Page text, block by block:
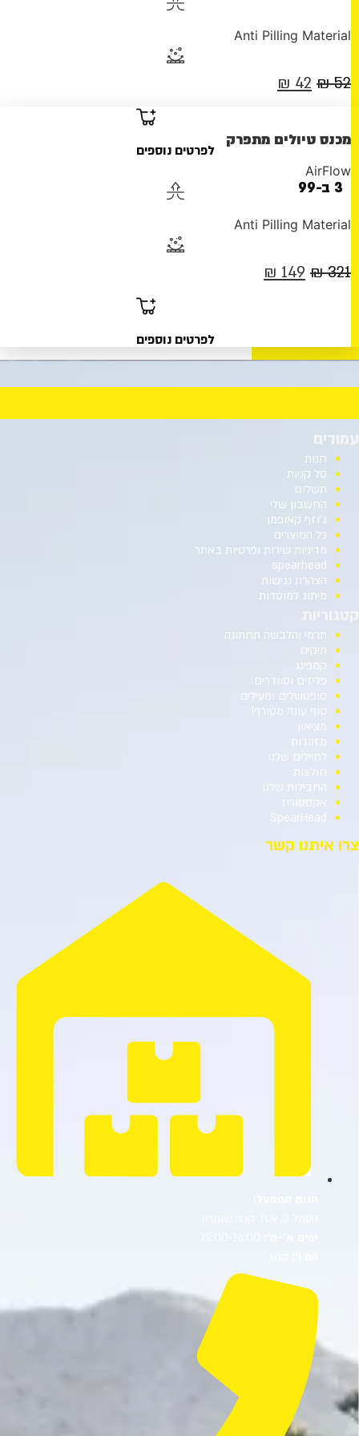
Anti Pilling Material
52
₪ המחיר
היה:
42
₪
הוא:
לפרטים נוספים
3 ב-99
מכנס טיולים מתפרק
AirFlow
Anti Pilling Material
321
₪ המחיר
321 ₪.
149
₪
149 ₪.
לפרטים נוספים
עמודים
חנות
סל קניות
תשלום
החשבון שלי
ג’וזף קאופמן
כל המוצרים
מדיניות שירות ופרטיות באתר
spearhead
הצהרת נגישות
מיתוג למוסדות
תרמי והלבשה תחתונה
תיקים
קמפינג
פליזים וסוודרים
סופטשלים ומעילים
סוף עונה מטורף!
מציאון
מזוודות
לחיילים שלנו
חולצות
החבילות שלנו
אקססוריז
SpearHead
צרו איתנו קשר